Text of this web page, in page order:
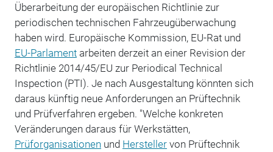
Überarbeitung der europäischen Richtlinie zur
periodischen technischen Fahrzeugüberwachung
haben wird. Europäische Kommission, EU-Rat und
EU-Parlamentarbeiten derzeit an einer Revision der
Richtlinie 2014/45/EU zur Periodical Technical
Inspection (PTI). Je nach Ausgestaltung könnten sich
daraus künftig neue Anforderungen an Prüftechnik
und Prüfverfahren ergeben. "Welche konkreten
Veränderungen daraus für Werkstätten,
Prüforganisationen und Herstellervon Prüftechnik